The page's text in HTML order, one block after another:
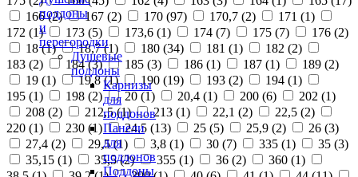
поддоны
и
перегородки
Душевые
поддоны
Карнизы
для
поддонов
Панели
для
поддонов
Поддоны
166 (2) 167 (2) 170 (97) 170,7 (2) 171 (1)
172 (1) 173 (5) 173,6 (1) 174 (7) 175 (7) 176 (2)
18 (1) 18,7 (1) 180 (34) 181 (1) 182 (2)
183 (2) 184 (3) 185 (3) 186 (1) 187 (1) 189 (2)
19 (1) 19,8 (1) 190 (19) 193 (2) 194 (1)
195 (1) 198 (2) 20 (1) 20,4 (1) 200 (6) 202 (1)
208 (2) 212,5 (1) 213 (1) 22,1 (2) 22,5 (2)
220 (1) 230 (1) 24,5 (13) 25 (5) 25,9 (2) 26 (3)
27,4 (2) 29,5 (1) 3,8 (1) 30 (7) 335 (1) 35 (3)
35,15 (1) 35,5 (2) 355 (1) 36 (2) 360 (1)